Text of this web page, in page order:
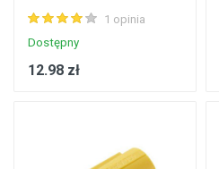
1 opinia
Dostępny
12.98 zł